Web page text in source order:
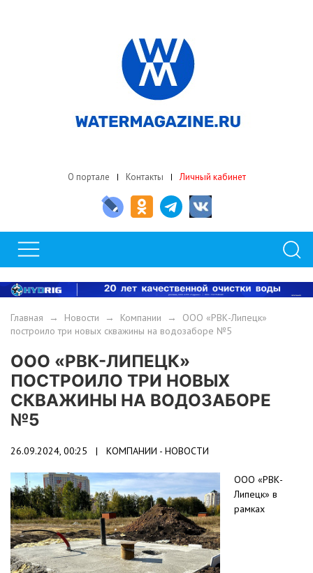
О портале Контакты Личный кабинет
Главная → Новости → Компании → ООО «РВК-Липецк»
построило три новых скважины на водозаборе №5
ООО «РВК-ЛИПЕЦК»
ПОСТРОИЛО ТРИ НОВЫХ
СКВАЖИНЫ НА ВОДОЗАБОРЕ
№5
26.09.2024, 00:25 | КОМПАНИИ - НОВОСТИ
ООО «РВК-
Липецк» в
рамках